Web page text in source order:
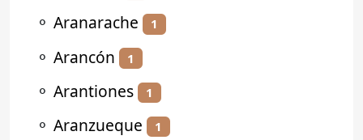
⚬ Aranarache 1
⚬ Arancón 1
⚬ Arantiones 1
⚬ Aranzueque 1